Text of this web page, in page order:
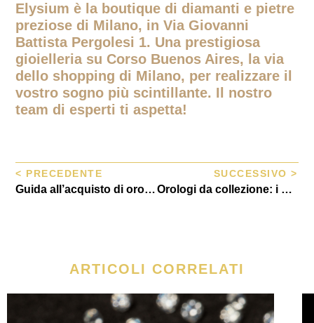
Elysium è la boutique di diamanti e pietre
preziose di Milano, in Via Giovanni
Battista Pergolesi 1. Una prestigiosa
gioielleria su Corso Buenos Aires, la via
dello shopping di Milano, per realizzare il
vostro sogno più scintillante. Il nostro
team di esperti ti aspetta!
< PRECEDENTE
Guida all’acquisto di orologi vintage: cosa cercare e cosa evitare
SUCCESSIVO >
Orologi da collezione: i modelli più ricercati e la loro storia
ARTICOLI CORRELATI